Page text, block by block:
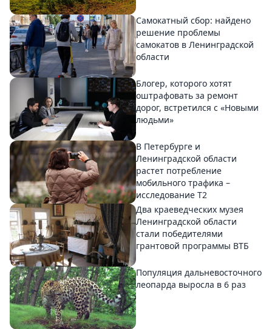
Самокатный сбор: найдено
решение проблемы
самокатов в Ленинградской
области
Блогер, которого хотят
оштрафовать за ремонт
дорог, встретился с «Новыми
людьми»
В Петербурге и
Ленинградской области
растет потребление
мобильного трафика –
исследование T2
Два краеведческих музея
Ленинградской области
стали победителями
грантовой программы ВТБ
Популяция дальневосточного
леопарда выросла в 6 раз